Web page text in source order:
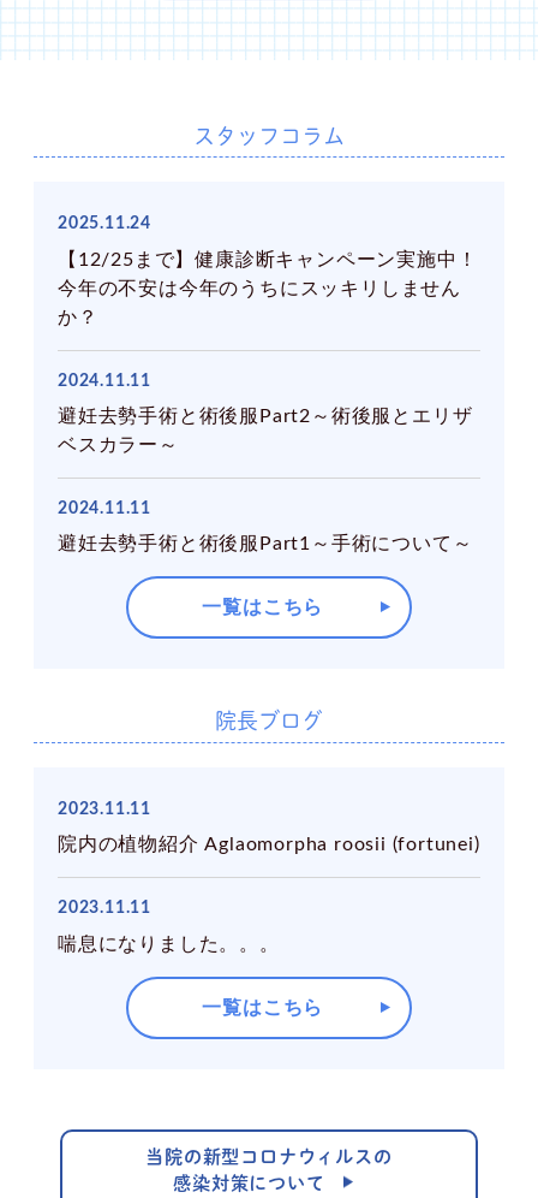
スタッフコラム
2025.11.24
【12/25まで】健康診断キャンペーン実施中！
今年の不安は今年のうちにスッキリしません
か？
2024.11.11
避妊去勢手術と術後服Part2～術後服とエリザ
ベスカラー～
2024.11.11
避妊去勢手術と術後服Part1～手術について～
一覧はこちら
院長ブログ
2023.11.11
院内の植物紹介 Aglaomorpha roosii (fortunei)
2023.11.11
喘息になりました。。。
一覧はこちら
当院の新型コロナウィルスの
感染対策について